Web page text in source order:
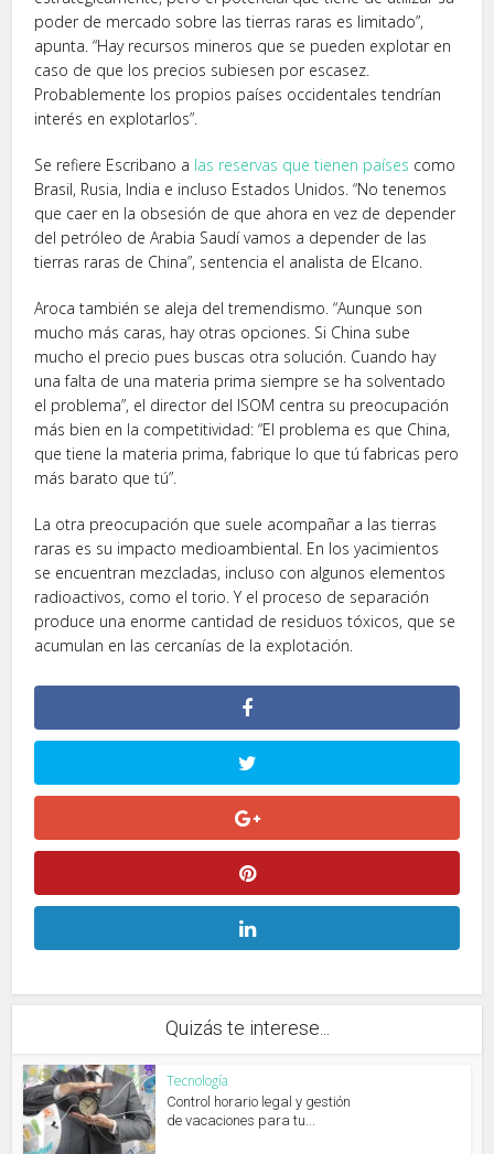
poder de mercado sobre las tierras raras es limitado”,
apunta. “Hay recursos mineros que se pueden explotar en
caso de que los precios subiesen por escasez.
Probablemente los propios países occidentales tendrían
interés en explotarlos”.
Se refiere Escribano a las reservas que tienen países como
Brasil, Rusia, India e incluso Estados Unidos. “No tenemos
que caer en la obsesión de que ahora en vez de depender
del petróleo de Arabia Saudí vamos a depender de las
tierras raras de China”, sentencia el analista de Elcano.
Aroca también se aleja del tremendismo. “Aunque son
mucho más caras, hay otras opciones. Si China sube
mucho el precio pues buscas otra solución. Cuando hay
una falta de una materia prima siempre se ha solventado
el problema”, el director del ISOM centra su preocupación
más bien en la competitividad: “El problema es que China,
que tiene la materia prima, fabrique lo que tú fabricas pero
más barato que tú”.
La otra preocupación que suele acompañar a las tierras
raras es su impacto medioambiental. En los yacimientos
se encuentran mezcladas, incluso con algunos elementos
radioactivos, como el torio. Y el proceso de separación
produce una enorme cantidad de residuos tóxicos, que se
acumulan en las cercanías de la explotación.
Quizás te interese...
Tecnología
Control horario legal y gestión
de vacaciones para tu...